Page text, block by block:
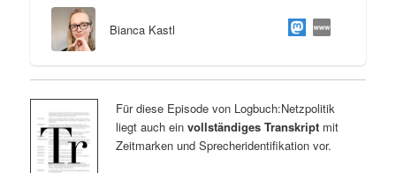
Bianca Kastl
Für diese Episode von Logbuch:Netzpolitik
liegt auch ein vollständiges Transkriptmit
Zeitmarken und Sprecheridentifikation vor.